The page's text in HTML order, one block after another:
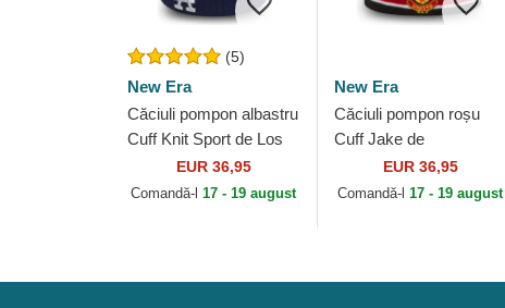
(5)
New Era
Căciuli pompon albastru
Cuff Knit Sport de Los
Angeles Dodgers MLB
de New Era
EUR 36,95
Comandă-l17 - 19 august
New Era
Căciuli pompon roșu
Cuff Jake de
Manchester United
Football Club Premier
EUR 36,95
Comandă-l17 - 19 august